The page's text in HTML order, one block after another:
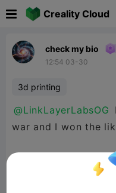
Creality Cloud
check my bio
12:54 03-30
3d printing
@LinkLayerLabsOG
war and I won the